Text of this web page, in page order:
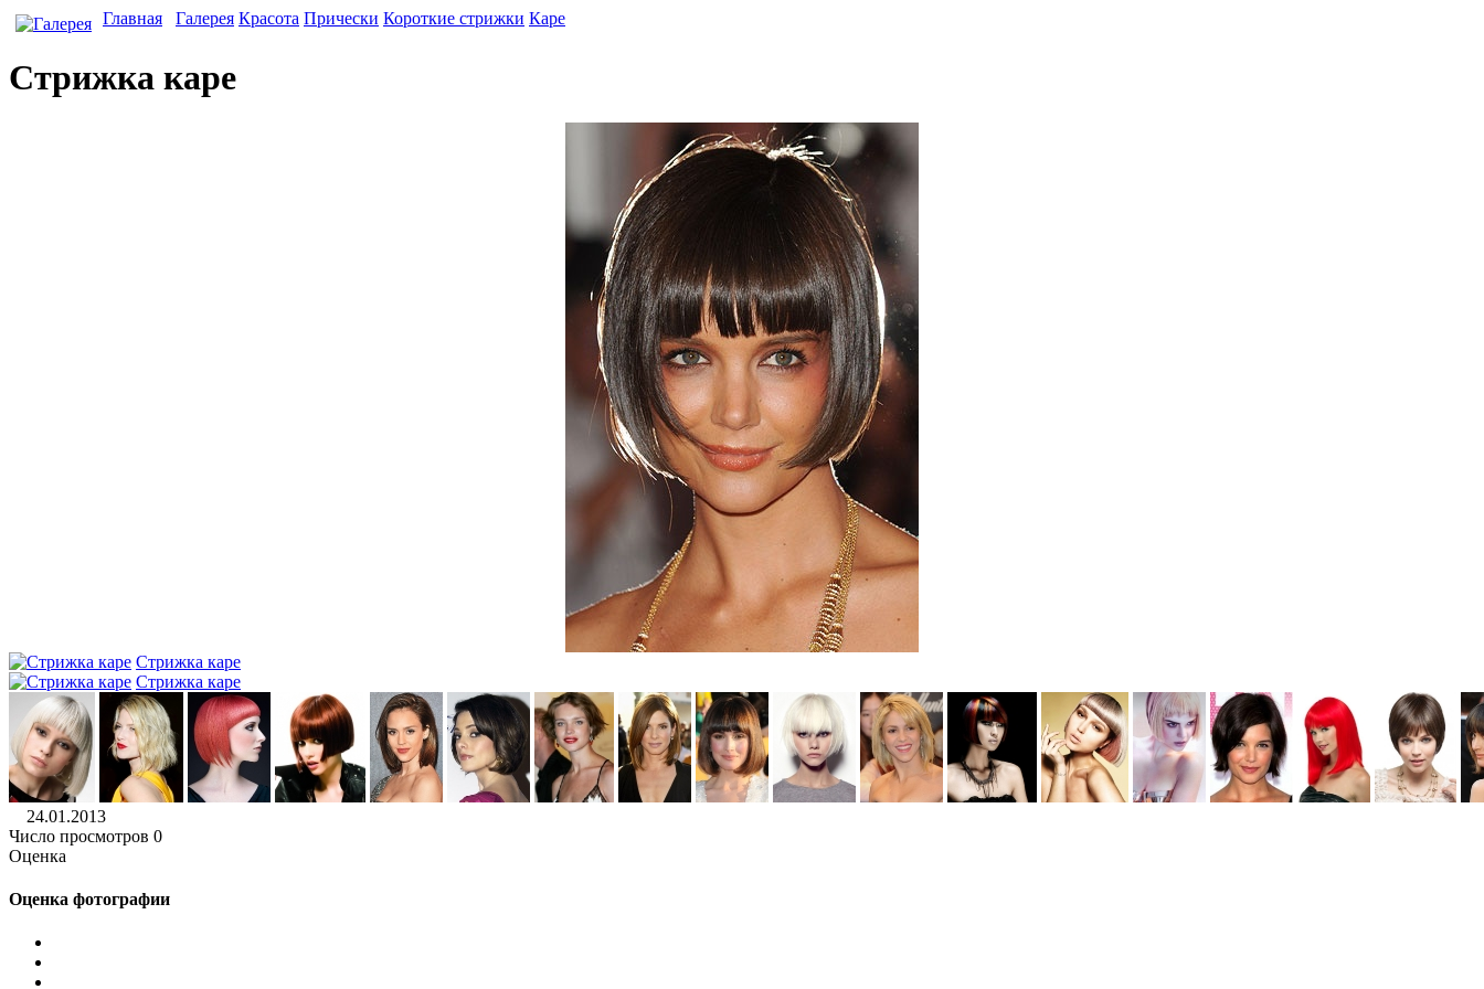
Главная Галерея Красота Прически Короткие стрижки Каре
Стрижка каре
Стрижка каре
Стрижка каре
24.01.2013
Число просмотров 0
Оценка
Оценка фотографии